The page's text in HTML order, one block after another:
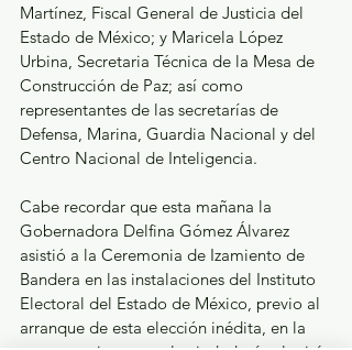
Martínez, Fiscal General de Justicia del
Estado de México; y Maricela López
Urbina, Secretaria Técnica de la Mesa de
Construcción de Paz; así como
representantes de las secretarías de
Defensa, Marina, Guardia Nacional y del
Centro Nacional de Inteligencia.
Cabe recordar que esta mañana la
Gobernadora Delfina Gómez Álvarez
asistió a la Ceremonia de Izamiento de
Bandera en las instalaciones del Instituto
Electoral del Estado de México, previo al
arranque de esta elección inédita, en la